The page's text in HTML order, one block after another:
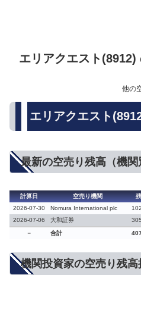
エリアクエスト(8912)
他の
エリアクエスト
最新の空売り残高（機関
計算日 空売り機関
2026-07-30
Nomura International plc
2026-07-06
大和証券
－
合計
機関投資家の空売り残高